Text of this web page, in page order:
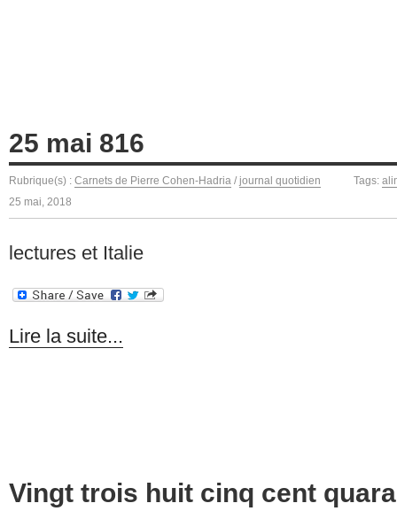
25 mai 816
Rubrique(s) : Carnets de Pierre Cohen-Hadria / journal quotidien Tags:
25 mai, 2018
lectures et Italie
Lire la suite...
Vingt trois huit cinq cent